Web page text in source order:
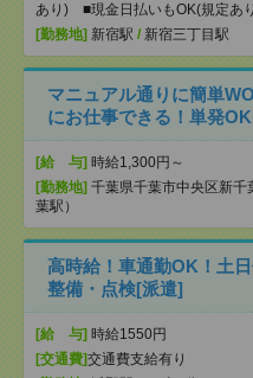
あり) ■現金日払いもOK(規定あ
[勤務地] 新宿駅 / 新宿三丁目駅
マニュアル通りに簡単
にお仕事できる！単発
[給 与] 時給1,300円～
[勤務地] 千葉県千葉市中央区新千
葉駅）
高時給！車通勤OK！土
整備・点検[派遣]
[給 与] 時給1550円
[交通費]交通費支給有り